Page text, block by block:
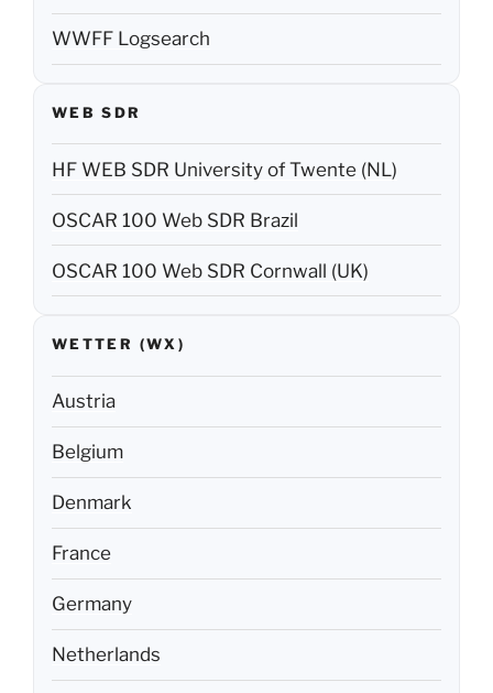
WWFF Logsearch
WEB SDR
HF WEB SDR University of Twente (NL)
OSCAR 100 Web SDR Brazil
OSCAR 100 Web SDR Cornwall (UK)
WETTER (WX)
Austria
Belgium
Denmark
France
Germany
Netherlands